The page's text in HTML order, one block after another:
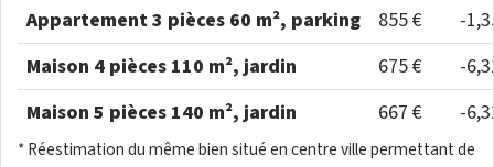
Appartement 3 pièces 60 m², parking
855 €
-
Maison 4 pièces 110 m², jardin
675 €
-
Maison 5 pièces 140 m², jardin
667 € -
* Réestimation du même bien situé en centre ville permettant de